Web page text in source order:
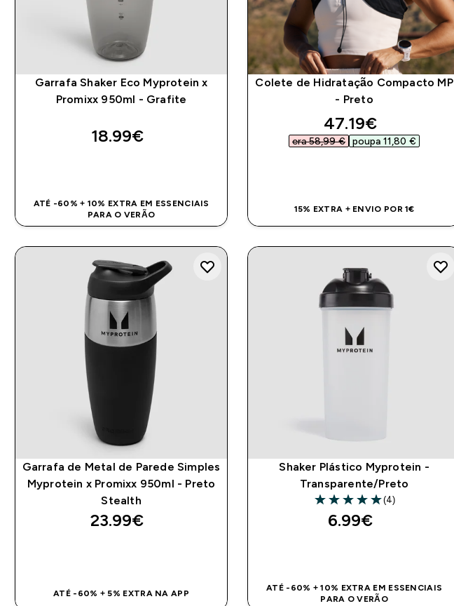
Garrafa Shaker Eco Myprotein x
Promixx 950ml - Grafite
18.99€‎
ATÉ -60% + 10% EXTRA EM ESSENCIAIS
PARA O VERÃO
Colete de Hidratação Compacto MP
- Preto
discounted price
47.19€‎
era 58,99 €‎ poupa 11,80 €‎
15% EXTRA + ENVIO POR 1€
Garrafa de Metal de Parede Simples
Myprotein x Promixx 950ml - Preto
Stealth
23.99€‎
ATÉ -60% + 5% EXTRA NA APP
Shaker Plástico Myprotein -
Transparente/Preto
5 out of 5 stars
(4)
6.99€‎
ATÉ -60% + 10% EXTRA EM ESSENCIAIS
PARA O VERÃO